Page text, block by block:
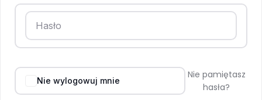
Nie wylogowuj mnie
Nie pamiętasz
hasła?